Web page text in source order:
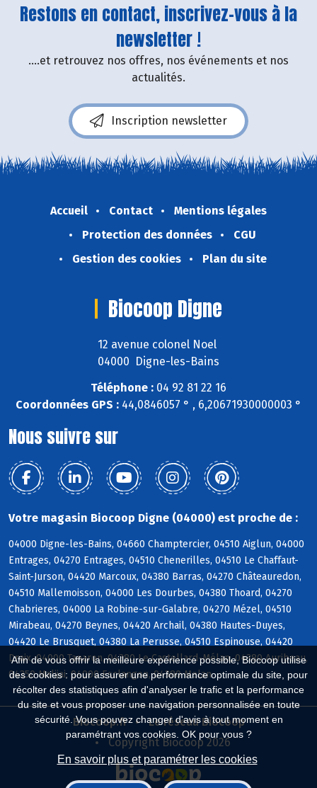
Afin de vous offrir la meilleure expérience possible, Biocoop utilise
des cookies : pour assurer une performance optimale du site, pour
récolter des statistiques afin d'analyser le trafic et la performance
du site et vous proposer une navigation personnalisée en toute
sécurité. Vous pouvez changer d'avis à tout moment en
paramétrant vos cookies. OK pour vous ?
En savoir plus et paramétrer les cookies
Restons en contact, inscrivez-vous à la
newsletter !
....et retrouvez nos offres, nos événements et nos
actualités.
Inscription newsletter
Accueil Contact
Mentions légales
Protection des données
CGU
Gestion des cookies
Plan du site
Biocoop Digne
12 avenue colonel Noel
04000 Digne-les-Bains
Téléphone : 04 92 81 22 16
Coordonnées GPS : 44,0846057 ° , 6,20671930000003 °
Nous suivre sur
Votre magasin Biocoop Digne (04000) est proche de :
04000 Digne-les-Bains, 04660 Champtercier, 04510 Aiglun, 04000
Entrages, 04270 Entrages, 04510 Chenerilles, 04510 Le Chaffaut-
Saint-Jurson, 04420 Marcoux, 04380 Barras, 04270 Châteauredon,
04510 Mallemoisson, 04000 Les Dourbes, 04380 Thoard, 04270
Chabrieres, 04000 La Robine-sur-Galabre, 04270 Mézel, 04510
Mirabeau, 04270 Beynes, 04420 Archail, 04380 Hautes-Duyes,
04420 Le Brusquet, 04380 La Perusse, 04510 Espinouse, 04420
Draix, 04000 Tanaron, 04380 Le Castellard-Mélan, 04380 Auribeau,
04350 Malijai, 04000 Esclangon, 04380 Melan
Biocoop.fr
Le réseau Biocoop
Copyright Biocoop 2026